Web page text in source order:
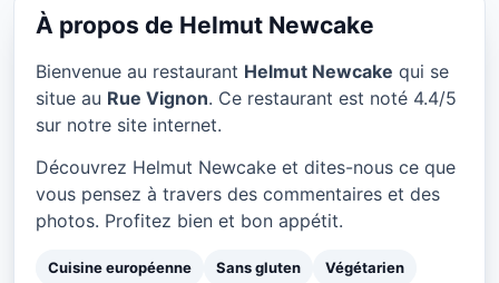
★ 4.4/5 Fermé
À propos de Helmut Newcake
Bienvenue au restaurant Helmut Newcake qui se
situe au Rue Vignon. Ce restaurant est noté 4.4/5
sur notre site internet.
Découvrez Helmut Newcake et dites-nous ce que
vous pensez à travers des commentaires et des
photos. Profitez bien et bon appétit.
Cuisine européenne Sans gluten Végétarien